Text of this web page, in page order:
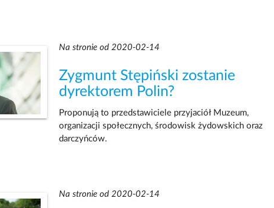
Na stronie od 2020-02-14
Zygmunt Stępiński zostanie
dyrektorem Polin?
Proponują to przedstawiciele przyjaciół Muzeum,
organizacji społecznych, środowisk żydowskich oraz
darczyńców.
Na stronie od 2020-02-14